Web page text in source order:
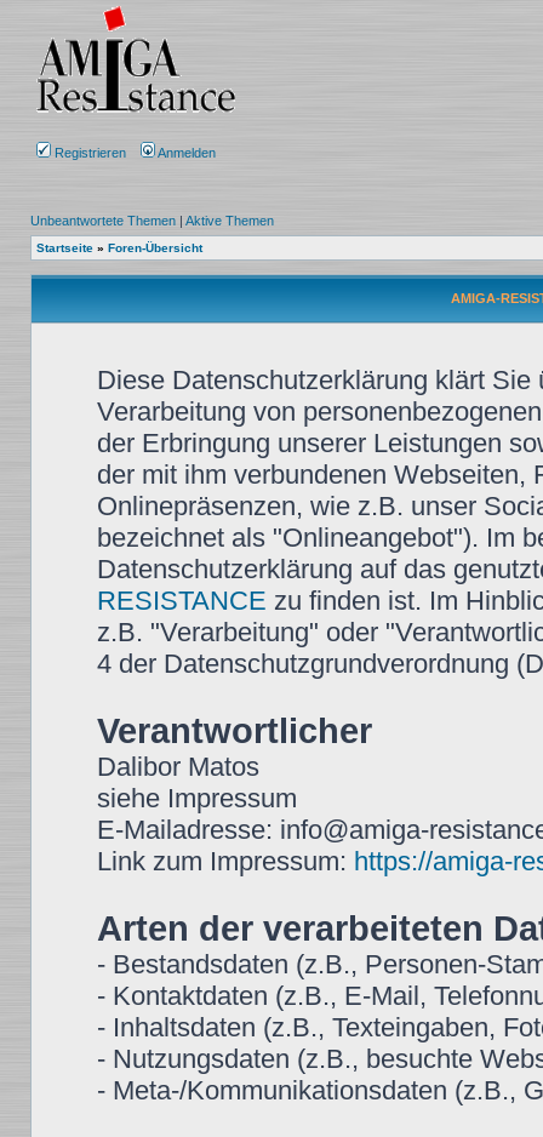
Registrieren Anmelden
Unbeantwortete Themen | Aktive Themen
Startseite » Foren-Übersicht
AMIGA-
Diese Datenschutzerklärung klärt
Verarbeitung von
der Erbringung unserer Leistungen
der mit ihm verbundenen Webseiten,
Onlinepräsenzen, wie z.B. unser
bezeichnet als "Onlineangebot"). Im
Datenschutzerklärung auf das
RESISTANCE zu finden ist. Im
z.B. "Verarbeitung" oder
4 der Datenschutzgrundverordnung
Verantwortlicher
Dalibor Matos
siehe Impressum
E-Mailadresse: info@amiga-
Link zum Impressum: https://amiga-
Arten der verarbeiteten
- Bestandsdaten (z.B., Personen-
- Kontaktdaten (z.B., E-Mail,
- Inhaltsdaten (z.B., Texteingaben,
- Nutzungsdaten (z.B., besuchte
- Meta-/Kommunikationsdaten (z.B.,